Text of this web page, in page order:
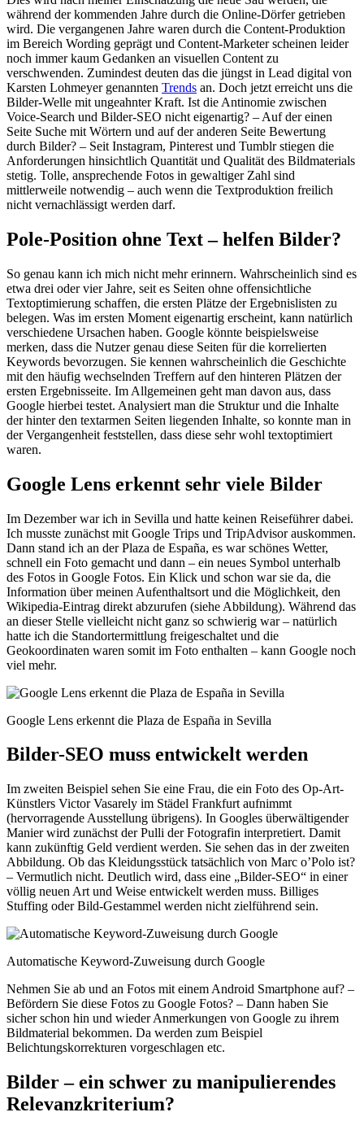
während der kommenden Jahre durch die Online-Dörfer getrieben
wird. Die vergangenen Jahre waren durch die Content-Produktion
im Bereich Wording geprägt und Content-Marketer scheinen leider
noch immer kaum Gedanken an visuellen Content zu
verschwenden. Zumindest deuten das die jüngst in Lead digital von
Karsten Lohmeyer genannten Trends an. Doch jetzt erreicht uns die
Bilder-Welle mit ungeahnter Kraft. Ist die Antinomie zwischen
Voice-Search und Bilder-SEO nicht eigenartig? – Auf der einen
Seite Suche mit Wörtern und auf der anderen Seite Bewertung
durch Bilder? – Seit Instagram, Pinterest und Tumblr stiegen die
Anforderungen hinsichtlich Quantität und Qualität des Bildmaterials
stetig. Tolle, ansprechende Fotos in gewaltiger Zahl sind
mittlerweile notwendig – auch wenn die Textproduktion freilich
nicht vernachlässigt werden darf.
Pole-Position ohne Text – helfen Bilder?
So genau kann ich mich nicht mehr erinnern. Wahrscheinlich sind es
etwa drei oder vier Jahre, seit es Seiten ohne offensichtliche
Textoptimierung schaffen, die ersten Plätze der Ergebnislisten zu
belegen. Was im ersten Moment eigenartig erscheint, kann natürlich
verschiedene Ursachen haben. Google könnte beispielsweise
merken, dass die Nutzer genau diese Seiten für die korrelierten
Keywords bevorzugen. Sie kennen wahrscheinlich die Geschichte
mit den häufig wechselnden Treffern auf den hinteren Plätzen der
ersten Ergebnisseite. Im Allgemeinen geht man davon aus, dass
Google hierbei testet. Analysiert man die Struktur und die Inhalte
der hinter den textarmen Seiten liegenden Inhalte, so konnte man in
der Vergangenheit feststellen, dass diese sehr wohl textoptimiert
waren.
Google Lens erkennt sehr viele Bilder
Im Dezember war ich in Sevilla und hatte keinen Reiseführer dabei.
Ich musste zunächst mit Google Trips und TripAdvisor auskommen.
Dann stand ich an der Plaza de España, es war schönes Wetter,
schnell ein Foto gemacht und dann – ein neues Symbol unterhalb
des Fotos in Google Fotos. Ein Klick und schon war sie da, die
Information über meinen Aufenthaltsort und die Möglichkeit, den
Wikipedia-Eintrag direkt abzurufen (siehe Abbildung). Während das
an dieser Stelle vielleicht nicht ganz so schwierig war – natürlich
hatte ich die Standortermittlung freigeschaltet und die
Geokoordinaten waren somit im Foto enthalten – kann Google noch
viel mehr.
Google Lens erkennt die Plaza de España in Sevilla
Bilder-SEO muss entwickelt werden
Im zweiten Beispiel sehen Sie eine Frau, die ein Foto des Op-Art-
Künstlers Victor Vasarely im Städel Frankfurt aufnimmt
(hervorragende Ausstellung übrigens). In Googles überwältigender
Manier wird zunächst der Pulli der Fotografin interpretiert. Damit
kann zukünftig Geld verdient werden. Sie sehen das in der zweiten
Abbildung. Ob das Kleidungsstück tatsächlich von Marc o’Polo ist?
– Vermutlich nicht. Deutlich wird, dass eine „Bilder-SEO“ in einer
völlig neuen Art und Weise entwickelt werden muss. Billiges
Stuffing oder Bild-Gestammel werden nicht zielführend sein.
Automatische Keyword-Zuweisung durch Google
Nehmen Sie ab und an Fotos mit einem Android Smartphone auf? –
Befördern Sie diese Fotos zu Google Fotos? – Dann haben Sie
sicher schon hin und wieder Anmerkungen von Google zu ihrem
Bildmaterial bekommen. Da werden zum Beispiel
Belichtungskorrekturen vorgeschlagen etc.
Bilder – ein schwer zu manipulierendes
Relevanzkriterium?